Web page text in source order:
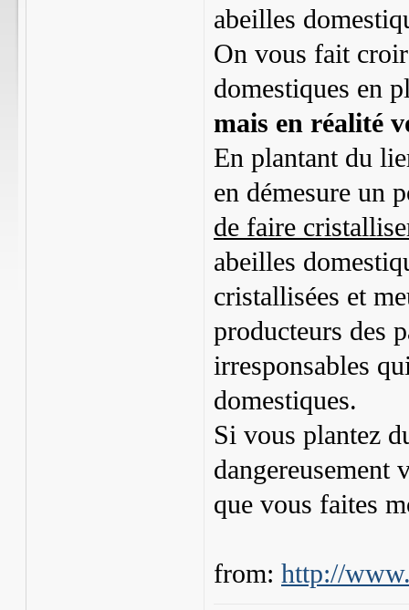
abeilles
On vous fait
domestiques en
mais en réalité
En plantant du
en démesure un
de faire
abeilles
cristallisées et
producteurs des
irresponsables
domestiques.
Si vous plantez
dangereusement
que vous faites
from: http://